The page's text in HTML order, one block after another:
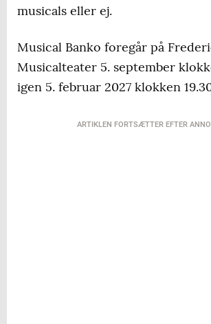
musicals eller ej.
Musical Banko foregår på
Musicalteater 5. september
igen 5. februar 2027 klokken
ARTIKLEN FORTSÆTTER EFTER